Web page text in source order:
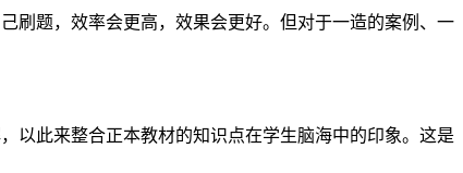
刷题，效率会更高，效果会更好。但对于一造的案例、一
以此来整合正本教材的知识点在学生脑海中的印象。这是